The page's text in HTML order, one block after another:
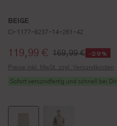
BEIGE
CI-1177-8237-14-261-42
Verkaufspreis:
119,99 € 169,99 € -29%
Preise inkl. MwSt. zzgl. Versandkosten
Sofort versandfertig und schnell bei Dir